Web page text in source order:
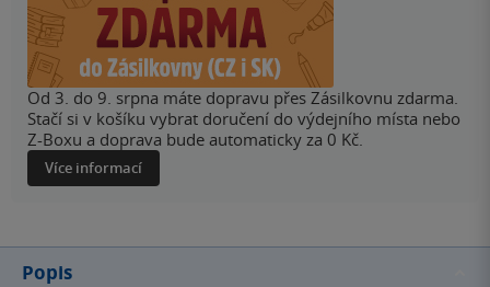
Od 3. do 9. srpna máte dopravu přes Zásilkovnu zdarma.
Stačí si v košíku vybrat doručení do výdejního místa nebo
Z-Boxu a doprava bude automaticky za 0 Kč.
Více informací
Popis